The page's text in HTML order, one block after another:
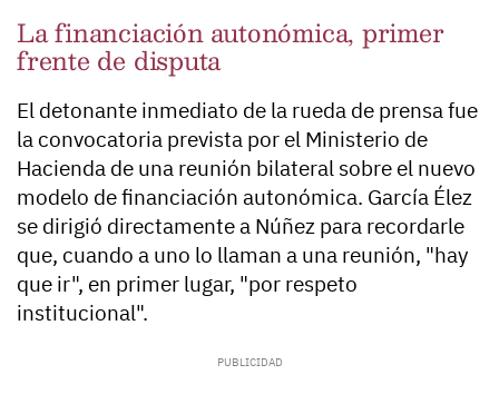
La financiación autonómica, primer
frente de disputa
El detonante inmediato de la rueda de prensa fue
la convocatoria prevista por el Ministerio de
Hacienda de una reunión bilateral sobre el nuevo
modelo de financiación autonómica. García Élez
se dirigió directamente a Núñez para recordarle
que, cuando a uno lo llaman a una reunión, "hay
que ir", en primer lugar, "por respeto
institucional".